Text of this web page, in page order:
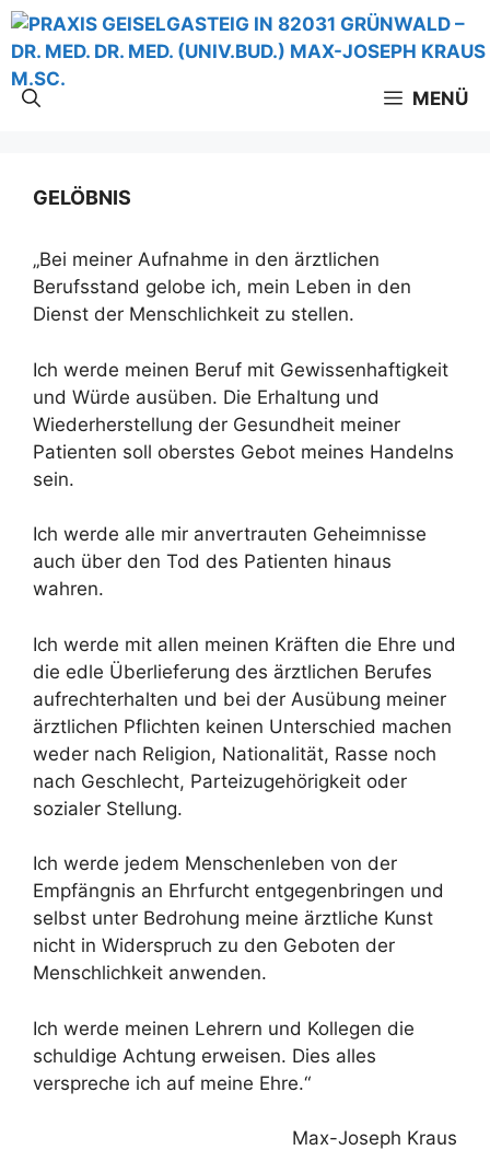
Zum
Inhalt
springen
MENÜ
GELÖBNIS
„Bei meiner Aufnahme in den ärztlichen
Berufsstand gelobe ich, mein Leben in den
Dienst der Menschlichkeit zu stellen.
Ich werde meinen Beruf mit Gewissenhaftigkeit
und Würde ausüben. Die Erhaltung und
Wiederherstellung der Gesundheit meiner
Patienten soll oberstes Gebot meines Handelns
sein.
Ich werde alle mir anvertrauten Geheimnisse
auch über den Tod des Patienten hinaus
wahren.
Ich werde mit allen meinen Kräften die Ehre und
die edle Überlieferung des ärztlichen Berufes
aufrechterhalten und bei der Ausübung meiner
ärztlichen Pflichten keinen Unterschied machen
weder nach Religion, Nationalität, Rasse noch
nach Geschlecht, Parteizugehörigkeit oder
sozialer Stellung.
Ich werde jedem Menschenleben von der
Empfängnis an Ehrfurcht entgegenbringen und
selbst unter Bedrohung meine ärztliche Kunst
nicht in Widerspruch zu den Geboten der
Menschlichkeit anwenden.
Ich werde meinen Lehrern und Kollegen die
schuldige Achtung erweisen. Dies alles
verspreche ich auf meine Ehre.“
Max-Joseph Kraus